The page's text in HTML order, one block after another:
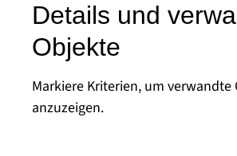
Details und
Objekte
Markiere Kriterien, um verwandte
anzuzeigen.